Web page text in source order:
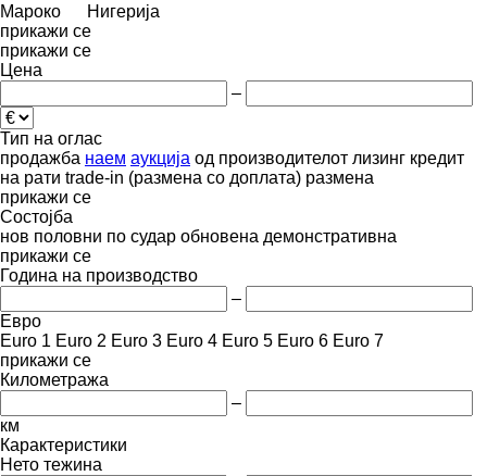
Мароко
Нигерија
прикажи се
прикажи се
Цена
–
Тип на оглас
продажба наем аукција од производителот лизинг кредит
на рати trade-in (размена со доплата) размена
прикажи се
Состојба
нов половни по судар обновена демонстративна
прикажи се
Година на производство
–
Евро
Euro 1 Euro 2 Euro 3 Euro 4 Euro 5 Euro 6 Euro 7
прикажи се
Километража
–
км
Карактеристики
Нето тежина